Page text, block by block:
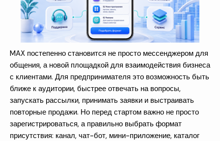
MAX постепенно становится не просто мессенджером для
общения, а новой площадкой для взаимодействия бизнеса
с клиентами. Для предпринимателя это возможность быть
ближе к аудитории, быстрее отвечать на вопросы,
запускать рассылки, принимать заявки и выстраивать
повторные продажи. Но перед стартом важно не просто
зарегистрироваться, а правильно выбрать формат
присутствия: канал, чат-бот, мини-приложение, каталог